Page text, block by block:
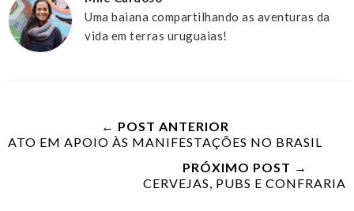
Uma baiana compartilhando as aventuras da
vida em terras uruguaias!
← POST ANTERIOR
ATO EM APOIO ÀS MANIFESTAÇÕES NO BRASIL
PRÓXIMO POST →
CERVEJAS, PUBS E CONFRARIA